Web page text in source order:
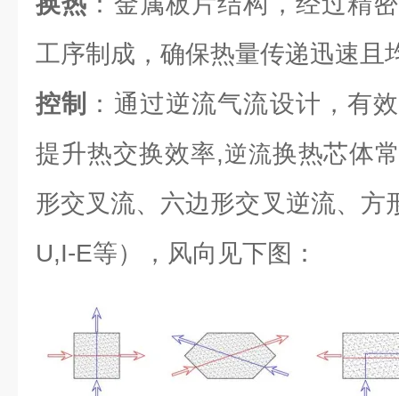
工序制成，确保热量传递迅速且
控制
：通过逆流气流设计，有
提升热交换效率,逆流换热芯体
形交叉流、六边形交叉逆流、方
U,I-E等），风向见下图：